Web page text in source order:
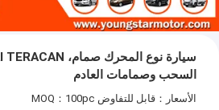
السحب وصمامات العادم
الأسعار：قابل للتفاوض MOQ：100pc